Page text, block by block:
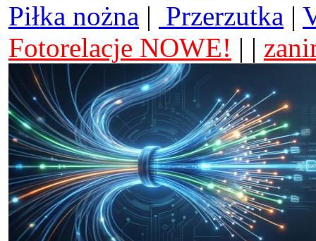
Piłka nożna | Przerzutka |
Fotorelacje NOWE! | |